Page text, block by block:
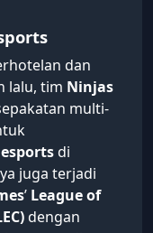
dan
lalu, tim Ninjas
multi-
esportsdi
juga terjadi
’ League of
dengan